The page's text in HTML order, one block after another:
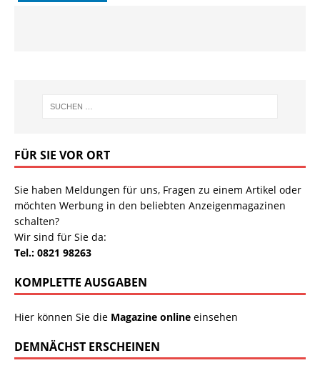
FÜR SIE VOR ORT
Sie haben Meldungen für uns, Fragen zu einem Artikel oder
möchten Werbung in den beliebten Anzeigenmagazinen
schalten?
Wir sind für Sie da:
Tel.: 0821 98263
KOMPLETTE AUSGABEN
Hier können Sie die Magazine online einsehen
DEMNÄCHST ERSCHEINEN